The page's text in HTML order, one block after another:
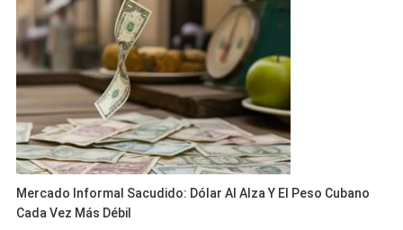
Mercado Informal Sacudido: Dólar Al Alza Y El Peso Cubano
Cada Vez Más Débil